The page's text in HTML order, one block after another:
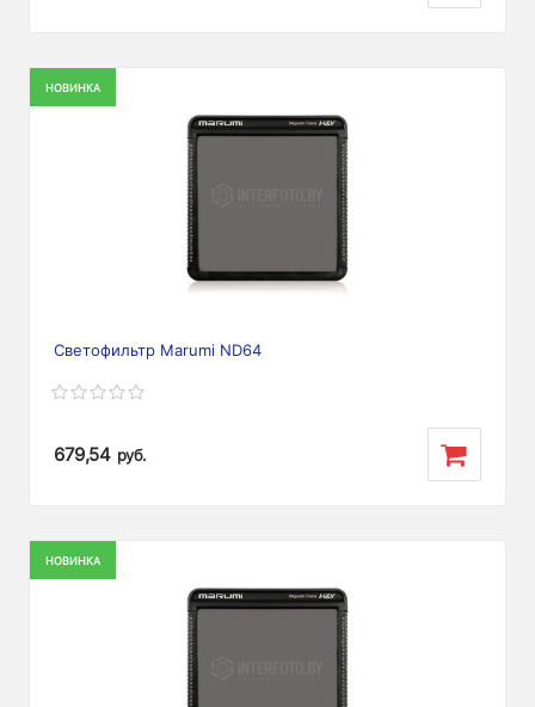
НОВИНКА
Светофильтр Marumi ND64
679,54 руб.
НОВИНКА